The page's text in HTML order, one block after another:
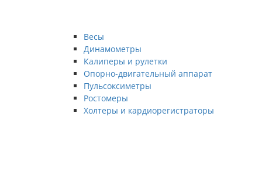
Весы
Динамометры
Калиперы и рулетки
Опорно-двигательный аппарат
Пульсоксиметры
Ростомеры
Холтеры и кардиорегистраторы